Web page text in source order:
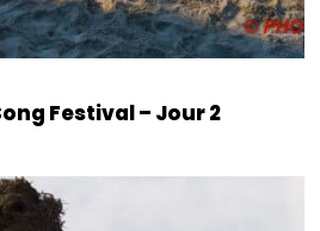
Festival – Jour 2